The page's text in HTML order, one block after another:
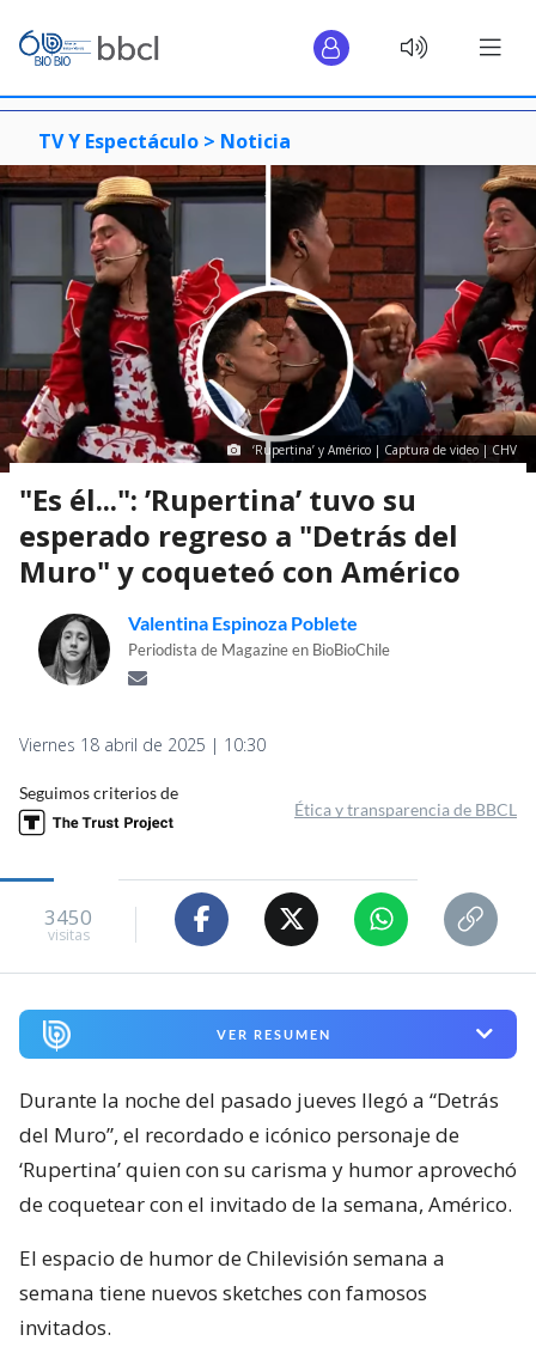
TV Y Espectáculo > Noticia
‘Rupertina’ y Américo | Captura de video | CHV
"Es él...": ’Rupertina’ tuvo su
esperado regreso a "Detrás del
Muro" y coqueteó con Américo
Valentina Espinoza Poblete
Periodista de Magazine en BioBioChile
Viernes 18 abril de 2025 | 10:30
Seguimos criterios de
Ética y transparencia de BBCL
3450
visitas
VER RESUMEN
Durante la noche del pasado jueves llegó a “Detrás
del Muro”, el recordado e icónico personaje de
‘Rupertina’ quien con su carisma y humor aprovechó
de coquetear con el invitado de la semana, Américo.
El espacio de humor de Chilevisión semana a
semana tiene nuevos sketches con famosos
invitados.